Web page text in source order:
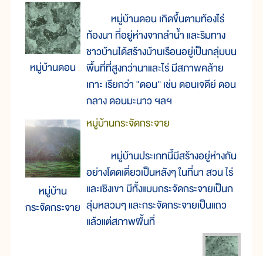
หมู่บ้านดอน
หมู่บ้านดอน เกิดขึ้นตามท้องไร่
ท้องนา ที่อยู่ห่างจากลำน้ำ และริมทาง
ชาวบ้านได้สร้างบ้านเรือนอยู่เป็นกลุ่มบน
พื้นที่ที่สูงกว่านาและไร่ มีสภาพคล้าย
เกาะ เรียกว่า "ดอน" เช่น ดอนเจดีย์ ดอน
กลาง ดอนมะนาว ฯลฯ
หมู่บ้าน
กระจัดกระจาย
หมู่บ้านกระจัดกระจาย
หมู่บ้านประเภทนี้มีสร้างอยู่ห่างกัน
อย่างโดดเดี่ยวเป็นหลังๆ ในที่นา สวน ไร่
และเชิงเขา มีทั้งแบบกระจัดกระจายเป็นก
ลุ่มหลวมๆ และกระจัดกระจายเป็นแถว
แล้วแต่สภาพพื้นที่